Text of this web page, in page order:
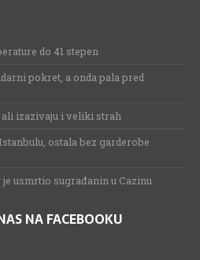
do 41 stepen
pokret, a onda pala pred
ali izazivaju i veliki strah
ostala bez garderobe
usmrtio sugrađanin u Cazinu
NA FACEBOOKU